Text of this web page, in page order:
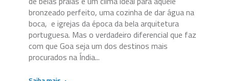
bronzeado perfeito, uma cozinha de dar água na
boca, e igrejas da época da bela arquitetura
portuguesa. Mas o verdadeiro diferencial que faz
com que Goa seja um dos destinos mais
procurados na Índia...